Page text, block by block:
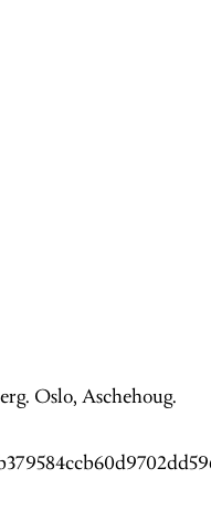
Oslo, Aschehoug.